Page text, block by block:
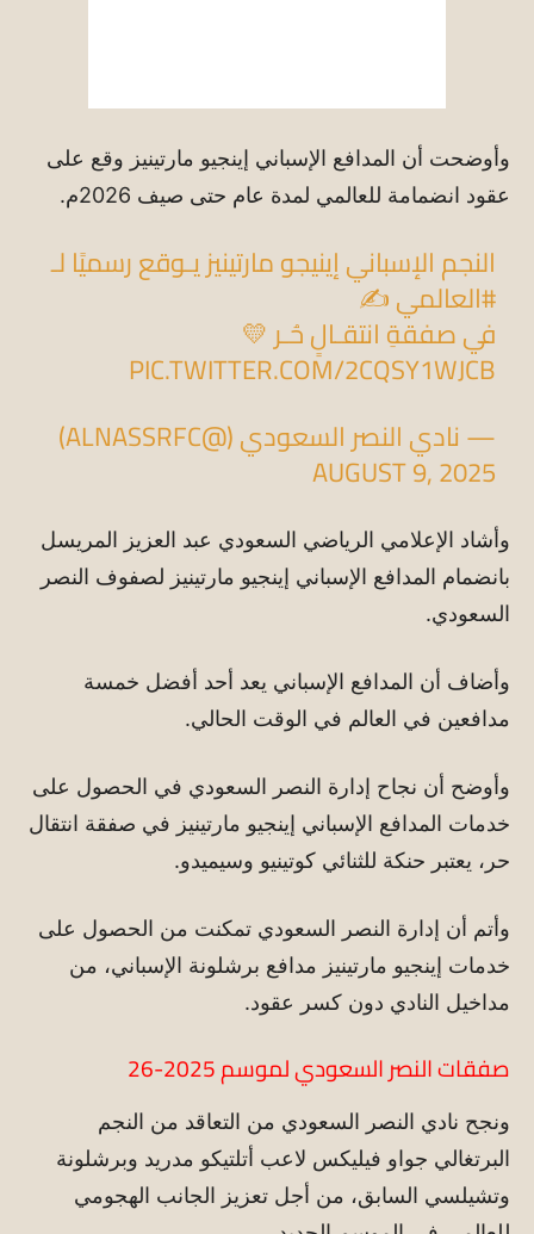
وأوضحت أن المدافع الإسباني إينجيو مارتينيز وقع على
عقود انضمامة للعالمي لمدة عام حتى صيف 2026م.
النجم الإسباني إينيجو مارتينيز يـوقع رسميًا لـ
⁧#العالمي⁩ ✍️
في صفقةِ انتقـالٍ حُـر 💛
PIC.TWITTER.COM/2CQSY1WJCB
— نادي النصر السعودي (@ALNASSRFC)
AUGUST 9, 2025
وأشاد الإعلامي الرياضي السعودي عبد العزيز المريسل
بانضمام المدافع الإسباني إينجيو مارتينيز لصفوف النصر
السعودي.
وأضاف أن المدافع الإسباني يعد أحد أفضل خمسة
مدافعين في العالم في الوقت الحالي.
وأوضح أن نجاح إدارة النصر السعودي في الحصول على
خدمات المدافع الإسباني إينجيو مارتينيز في صفقة انتقال
حر، يعتبر حنكة للثنائي كوتينيو وسيميدو.
وأتم أن إدارة النصر السعودي تمكنت من الحصول على
خدمات إينجيو مارتينيز مدافع برشلونة الإسباني، من
مداخيل النادي دون كسر عقود.
صفقات النصر السعودي لموسم 2025-26
ونجح نادي النصر السعودي من التعاقد من النجم
البرتغالي جواو فيليكس لاعب أتلتيكو مدريد وبرشلونة
وتشيلسي السابق، من أجل تعزيز الجانب الهجومي